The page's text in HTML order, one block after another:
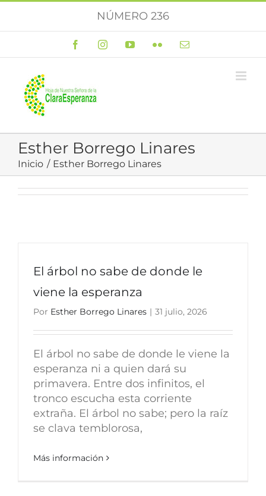
NÚMERO 236
FacebookInstagramYouTubeFlickr Correo
Esther Borrego Linares
Inicio Esther Borrego Linares
El árbol no sabe de donde le
viene la esperanza
Por Esther Borrego Linares | 31 julio, 2026
El árbol no sabe de donde le viene la
esperanza ni a quien dará su
primavera. Entre dos infinitos, el
tronco escucha esta corriente
extraña. El árbol no sabe; pero la raíz
se clava temblorosa,
Más información